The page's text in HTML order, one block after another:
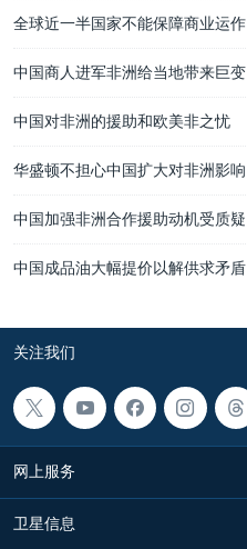
全球近一半国家不能保障商业运作
中国商人进军非洲给当地带来巨变
中国对非洲的援助和欧美非之忧
华盛顿不担心中国扩大对非洲影响
中国加强非洲合作援助动机受质疑
中国成品油大幅提价以解供求矛盾
关注我们
网上服务
卫星信息